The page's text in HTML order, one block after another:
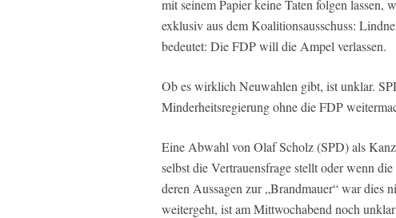
mit seinem Papier keine Taten folgen lassen,
exklusiv aus dem Koalitionsausschuss:
bedeutet: Die FDP will die Ampel verlassen.
Ob es wirklich Neuwahlen gibt, ist unklar.
Minderheitsregierung ohne die FDP
Eine Abwahl von Olaf Scholz (SPD) als
selbst die Vertrauensfrage stellt oder wenn
deren Aussagen zur „Brandmauer“ war dies
weitergeht, ist am Mittwochabend noch